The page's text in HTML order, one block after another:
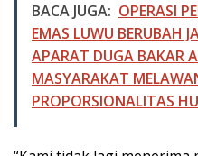
BACA JUGA: OPERASI
EMAS LUWU BERUBAH
APARAT DUGA BAKAR
MASYARAKAT
PROPORSIONALITAS